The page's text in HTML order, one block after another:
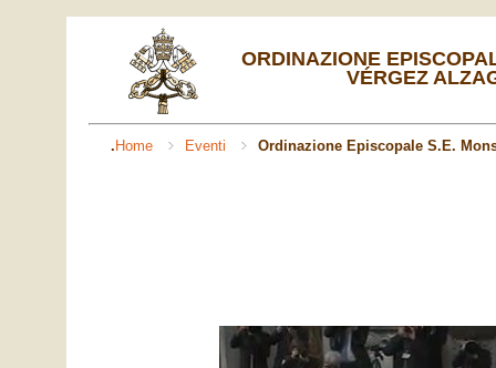
ORDINAZIONE
VÉRGEZ
Home Eventi Ordinazione Episcopale S.E.